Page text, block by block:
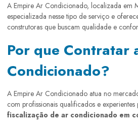
A Empire Ar Condicionado, localizada em
especializada nesse tipo de serviço e
construtoras que buscam qualidade e
Por que Contratar
Condicionado?
A Empire Ar Condicionado atua no
com profissionais qualificados e
fiscalização de ar condicionado em